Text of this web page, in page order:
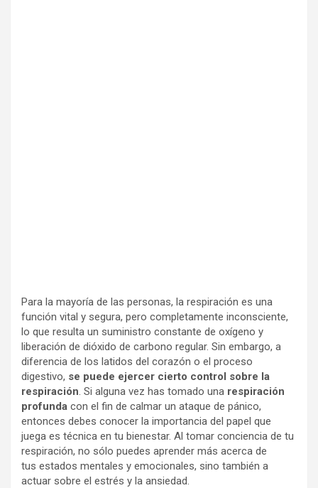
Para la mayoría de las personas, la respiración es una
función vital y segura, pero completamente inconsciente,
lo que resulta un suministro constante de oxígeno y
liberación de dióxido de carbono regular. Sin embargo, a
diferencia de los latidos del corazón o el proceso
digestivo, se puede ejercer cierto control sobre la
respiración. Si alguna vez has tomado una respiración
profunda con el fin de calmar un ataque de pánico,
entonces debes conocer la importancia del papel que
juega es técnica en tu bienestar. Al tomar conciencia de tu
respiración, no sólo puedes aprender más acerca de
tus estados mentales y emocionales, sino también a
actuar sobre el estrés y la ansiedad.